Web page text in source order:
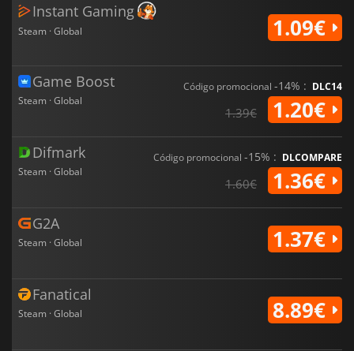
Instant Gaming
Steam · Global 1.09€
Game Boost
Steam · Global
Código promocional -14% : DLC14
1.39€ 1.20€
Difmark
Steam · Global
Código promocional -15% : DLCOMPARE
1.60€ 1.36€
G2A
Steam · Global 1.37€
Fanatical
Steam · Global 8.89€